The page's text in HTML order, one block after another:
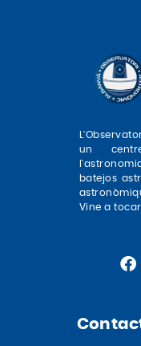
un
batejos
Vine a